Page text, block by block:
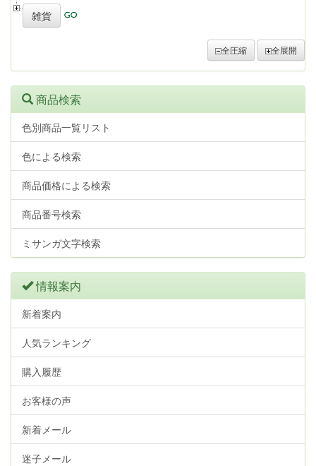
雑貨
全圧縮 全展開
商品検索
色別商品一覧リスト
色による検索
商品価格による検索
商品番号検索
ミサンガ文字検索
情報案内
新着案内
人気ランキング
購入履歴
お客様の声
新着メール
迷子メール